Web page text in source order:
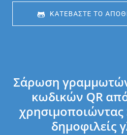
ΚΑΤΕΒΆΣΤΕ ΤΟ
Σάρωση
κωδικών QR
χρησιμοποιώντας
δημοφιλείς